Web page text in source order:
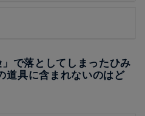
で落としてしまったひみ
道具に含まれないのはど